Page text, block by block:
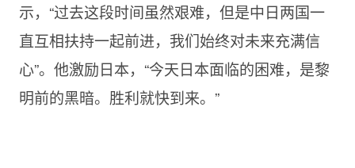
示，“过去这段时间虽然艰难，但是中日两国一
直互相扶持一起前进，我们始终对未来充满信
心”。他激励日本，“今天日本面临的困难，是黎
明前的黑暗。胜利就快到来。”